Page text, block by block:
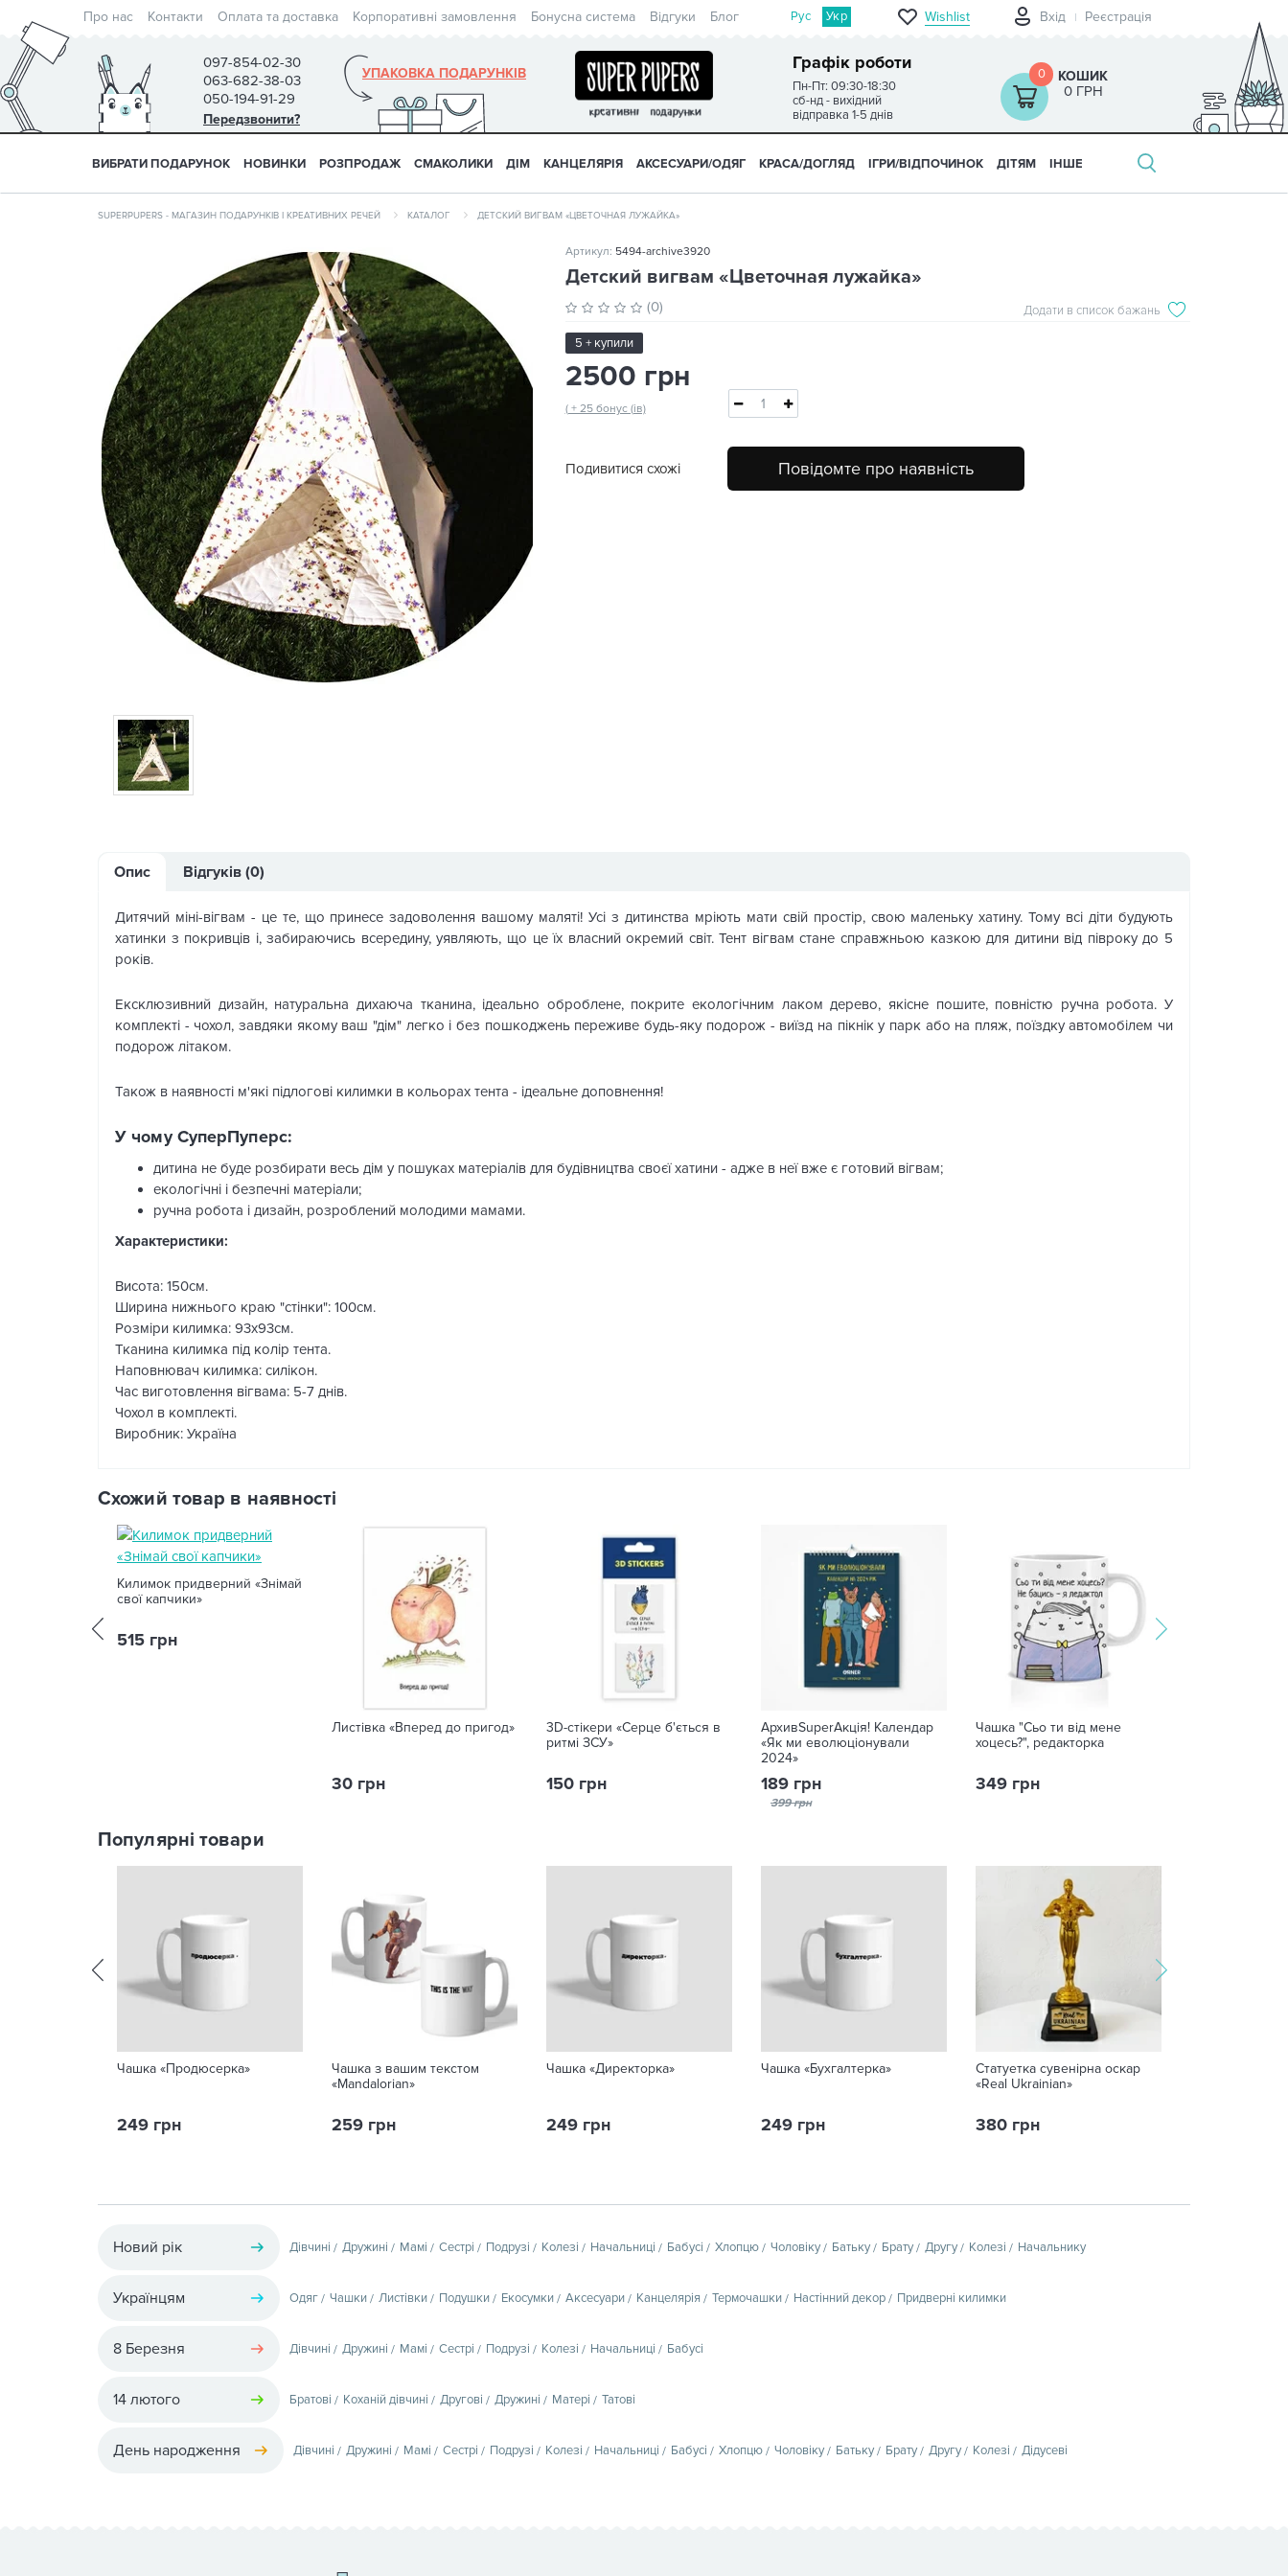
Про нас Контакти Оплата та доставка Корпоративні замовлення Бонусна система Відгуки Блог Рус Укр Wishlist Вхід Реєстрація
097-854-02-30
063-682-38-03
050-194-91-29
Передзвонити?
Графік роботи
Пн-Пт: 09:30-18:30
сб-нд - вихідний
відправка 1-5 днів
УПАКОВКА ПОДАРУНКІВ 0 КОШИК
0 ГРН
ВИБРАТИ ПОДАРУНОК НОВИНКИ РОЗПРОДАЖ СМАКОЛИКИ ДІМ КАНЦЕЛЯРІЯ АКСЕСУАРИ/ОДЯГ КРАСА/ДОГЛЯД ІГРИ/ВІДПОЧИНОК ДІТЯМ ІНШЕ
SUPERPUPERS - МАГАЗИН ПОДАРУНКІВ І КРЕАТИВНИХ РЕЧЕЙ КАТАЛОГ ДЕТСКИЙ ВИГВАМ «ЦВЕТОЧНАЯ ЛУЖАЙКА»
Артикул: 5494-archive3920
Детский вигвам «Цветочная лужайка»
(0) Додати в список бажань
5 + купили
2500 грн
( + 25 бонус (ів)
Подивитися схожі Повідомте про наявність
Опис Відгуків (0)
Дитячий міні-вігвам - це те, що принесе задоволення вашому маляті! Усі з дитинства мріють мати свій простір, свою маленьку хатину. Тому всі діти будують
хатинки з покривців і, забираючись всередину, уявляють, що це їх власний окремий світ. Тент вігвам стане справжньою казкою для дитини від півроку до 5
років.
Ексклюзивний дизайн, натуральна дихаюча тканина, ідеально оброблене, покрите екологічним лаком дерево, якісне пошите, повністю ручна робота. У
комплекті - чохол, завдяки якому ваш "дім" легко і без пошкоджень переживе будь-яку подорож - виїзд на пікнік у парк або на пляж, поїздку автомобілем чи
подорож літаком.
Також в наявності м'які підлогові килимки в кольорах тента - ідеальне доповнення!
У чому СуперПуперс:
дитина не буде розбирати весь дім у пошуках матеріалів для будівництва своєї хатини - адже в неї вже є готовий вігвам;
екологічні і безпечні матеріали;
ручна робота і дизайн, розроблений молодими мамами.
Характеристики:
Висота: 150см.
Ширина нижнього краю "стінки": 100см.
Розміри килимка: 93х93см.
Тканина килимка під колір тента.
Наповнювач килимка: силікон.
Час виготовлення вігвама: 5-7 днів.
Чохол в комплекті.
Виробник: Україна
Схожий товар в наявності
Килимок придверний «Знімай
свої капчики»
515 грн
Листівка «Вперед до пригод»
30 грн
3D-стікери «Серце б'ється в
ритмі ЗСУ»
150 грн
АрхивSuperАкція! Календар
«Як ми еволюціонували
2024»
189 грн
399 грн
Чашка "Сьо ти від мене
хоцесь?", редакторка
349 грн
Популярні товари
Чашка «Продюсерка»
249 грн
Чашка з вашим текстом
«Mandalorian»
259 грн
Чашка «Директорка»
249 грн
Чашка «Бухгалтерка»
249 грн
Статуетка сувенірна оскар
«Real Ukrainian»
380 грн
Новий рік Дівчині Дружині Мамі Сестрі Подрузі Колезі Начальниці Бабусі Хлопцю Чоловіку Батьку Брату Другу Колезі Начальнику
Українцям Одяг Чашки Листівки Подушки Екосумки Аксесуари Канцелярія Термочашки Настінний декор Придверні килимки
8 Березня Дівчині Дружині Мамі Сестрі Подрузі Колезі Начальниці Бабусі
14 лютого Братові Коханій дівчині Другові Дружині Матері Татові
День народження Дівчині Дружині Мамі Сестрі Подрузі Колезі Начальниці Бабусі Хлопцю Чоловіку Батьку Брату Другу Колезі Дідусеві